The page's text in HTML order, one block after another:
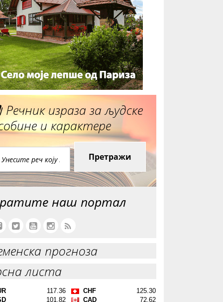
Речник израза за људске
и карактере
Претражи
наш портал
прогноза
листа